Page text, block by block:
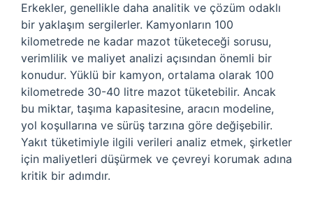
Erkekler, genellikle daha analitik ve çözüm odaklı
bir yaklaşım sergilerler. Kamyonların 100
kilometrede ne kadar mazot tüketeceği sorusu,
verimlilik ve maliyet analizi açısından önemli bir
konudur. Yüklü bir kamyon, ortalama olarak 100
kilometrede 30-40 litre mazot tüketebilir. Ancak
bu miktar, taşıma kapasitesine, aracın modeline,
yol koşullarına ve sürüş tarzına göre değişebilir.
Yakıt tüketimiyle ilgili verileri analiz etmek, şirketler
için maliyetleri düşürmek ve çevreyi korumak adına
kritik bir adımdır.